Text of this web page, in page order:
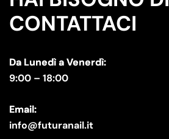
CONTATTACI
Da Lunedì a Venerdì:
9:00 – 18:00
Email:
info@futuranail.it